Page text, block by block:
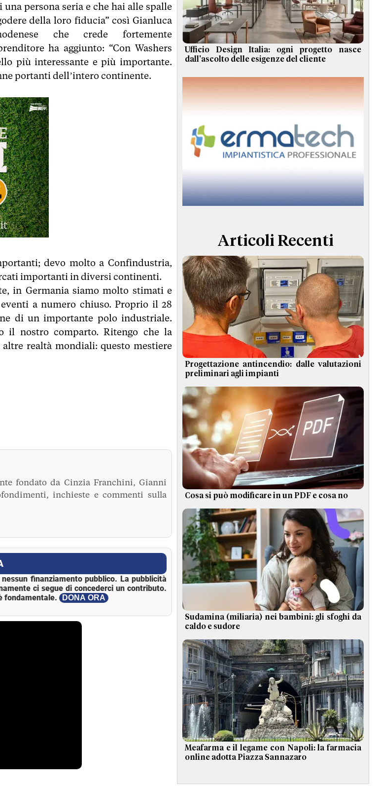
persona seria e che hai alle spalle
della loro fiducia” così Gianluca
che crede fortemente
ha aggiunto: “Con Washers
più interessante e più importante.
portanti dell’intero continente.
devo molto a Confindustria,
importanti in diversi continenti.
in Germania siamo molto stimati e
a numero chiuso. Proprio il 28
di un importante polo industriale.
il nostro comparto. Ritengo che la
realtà mondiali: questo mestiere
fondato da Cinzia Franchini, Gianni
inchieste e commenti sulla
finanziamento pubblico. La pubblicità
ci segue di concederci un contributo.
fondamentale.
DONA ORA
Ufficio Design Italia: ogni progetto nasce
dall'ascolto delle esigenze del cliente
Articoli Recenti
Progettazione antincendio: dalle valutazioni
preliminari agli impianti
Cosa si può modificare in un PDF e cosa no
Sudamina (miliaria) nei bambini: gli sfoghi da
caldo e sudore
Meafarma e il legame con Napoli: la farmacia
online adotta Piazza Sannazaro